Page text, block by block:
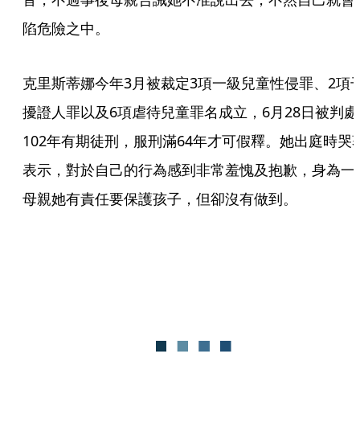
陷危險之中。
克里斯蒂娜今年3月被裁定3項一級兒童性侵罪、2項
擾證人罪以及6項虐待兒童罪名成立，6月28日被判處
102年有期徒刑，服刑滿64年才可假釋。她出庭時哭
表示，對於自己的行為感到非常羞愧及抱歉，身為一
母親她有責任要保護孩子，但卻沒有做到。